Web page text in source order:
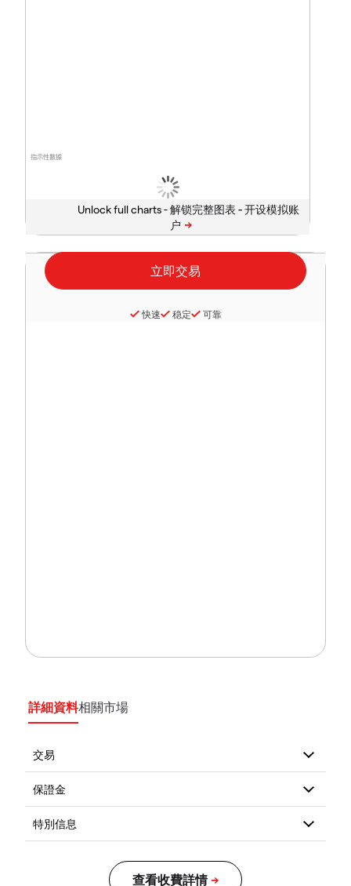
指示性數據
Unlock full charts -
快速 稳定 可靠
詳細資料相關市場